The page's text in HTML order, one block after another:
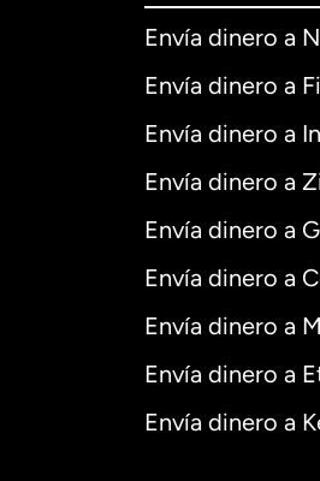
Envía dinero a
Envía dinero a
Envía dinero a
Envía dinero a
Envía dinero a
Envía dinero a
Envía dinero a
Envía dinero a
Envía dinero a